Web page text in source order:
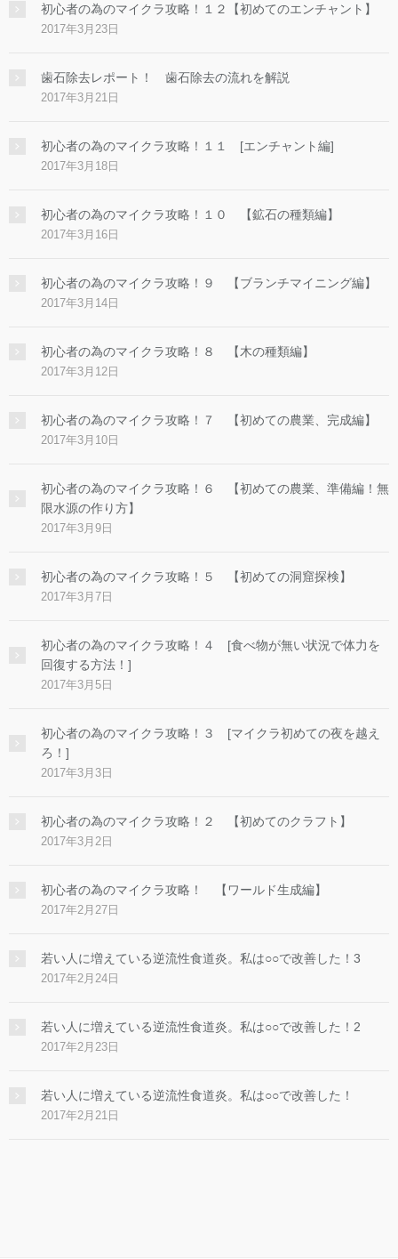
初心者の為のマイクラ攻略！１２【初めてのエンチャント】
2017年3月23日
歯石除去レポート！ 歯石除去の流れを解説
2017年3月21日
初心者の為のマイクラ攻略！１１ [エンチャント編]
2017年3月18日
初心者の為のマイクラ攻略！１０ 【鉱石の種類編】
2017年3月16日
初心者の為のマイクラ攻略！９ 【ブランチマイニング編】
2017年3月14日
初心者の為のマイクラ攻略！８ 【木の種類編】
2017年3月12日
初心者の為のマイクラ攻略！７ 【初めての農業、完成編】
2017年3月10日
初心者の為のマイクラ攻略！６ 【初めての農業、準備編！無
限水源の作り方】
2017年3月9日
初心者の為のマイクラ攻略！５ 【初めての洞窟探検】
2017年3月7日
初心者の為のマイクラ攻略！４ [食べ物が無い状況で体力を
回復する方法！]
2017年3月5日
初心者の為のマイクラ攻略！３ [マイクラ初めての夜を越え
ろ！]
2017年3月3日
初心者の為のマイクラ攻略！２ 【初めてのクラフト】
2017年3月2日
初心者の為のマイクラ攻略！ 【ワールド生成編】
2017年2月27日
若い人に増えている逆流性食道炎。私は○○で改善した！3
2017年2月24日
若い人に増えている逆流性食道炎。私は○○で改善した！2
2017年2月23日
若い人に増えている逆流性食道炎。私は○○で改善した！
2017年2月21日